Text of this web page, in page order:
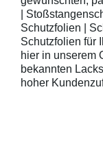
|
Schutzfolien |
Schutzfolien für
hier in unserem
bekannten
hoher